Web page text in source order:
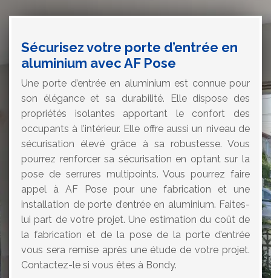
Sécurisez votre porte d’entrée en
aluminium avec AF Pose
Une porte d’entrée en aluminium est connue pour
son élégance et sa durabilité. Elle dispose des
propriétés isolantes apportant le confort des
occupants à l’intérieur. Elle offre aussi un niveau de
sécurisation élevé grâce à sa robustesse. Vous
pourrez renforcer sa sécurisation en optant sur la
pose de serrures multipoints. Vous pourrez faire
appel à AF Pose pour une fabrication et une
installation de porte d’entrée en aluminium. Faites-
lui part de votre projet. Une estimation du coût de
la fabrication et de la pose de la porte d’entrée
vous sera remise après une étude de votre projet.
Contactez-le si vous êtes à Bondy.